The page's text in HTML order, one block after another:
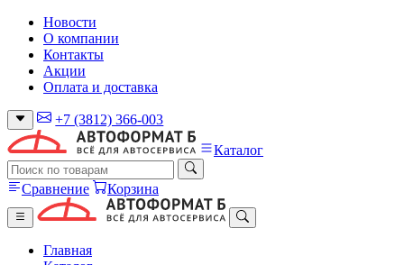
Новости
О компании
Контакты
Акции
Оплата и доставка
+7 (3812) 366-003
Каталог
Сравнение Корзина
Главная